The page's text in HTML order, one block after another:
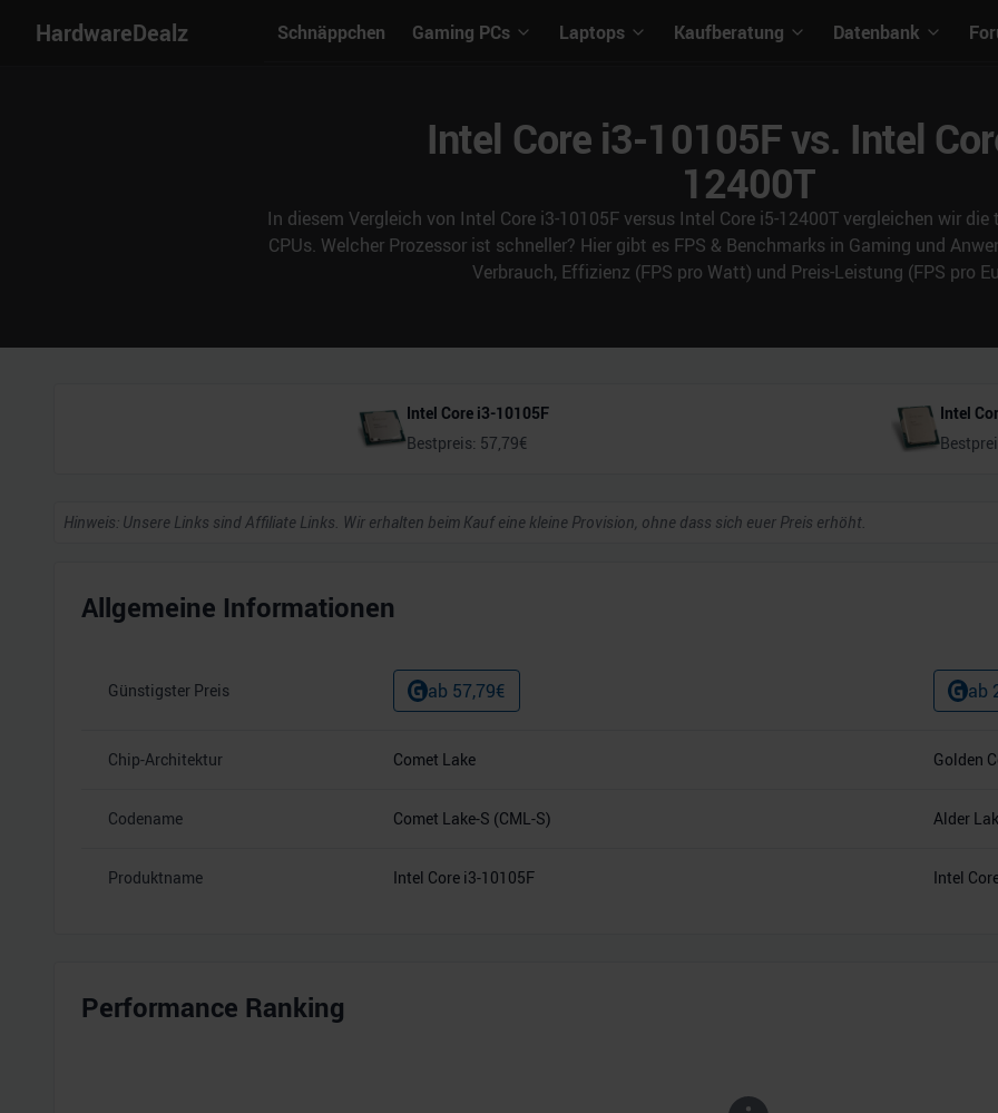
HardwareDealz Schnäppchen Gaming PCs Laptops Kaufberatung Datenbank
Intel Core i3-10105F vs. Intel
12400T
In diesem Vergleich von Intel Core i3-10105F versus Intel Core i5-12400T vergleichen wir
CPUs. Welcher Prozessor ist schneller? Hier gibt es FPS & Benchmarks in Gaming und
Verbrauch, Effizienz (FPS pro Watt) und Preis-Leistung (FPS pro
Intel Core i3-10105F
Bestpreis: 57,79€
Intel
Hinweis: Unsere Links sind Affiliate Links. Wir erhalten beim Kauf eine kleine Provision, ohne dass sich euer Preis erhöht.
Allgemeine Informationen
Günstigster Preis ab 57,79€ ab
Chip-Architektur Comet Lake Golden
Codename Comet Lake-S (CML-S) Alder
Produktname Intel Core i3-10105F Intel
Performance Ranking